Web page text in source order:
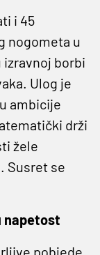
i 45
nogometa u
izravnoj borbi
Ulog je
ambicije
drži
žele
Susret se
napetost
pobjede